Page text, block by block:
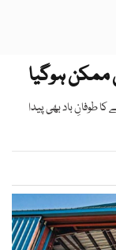
ممکن ہوگیا
کا طوفانِ باد بھی پیدا